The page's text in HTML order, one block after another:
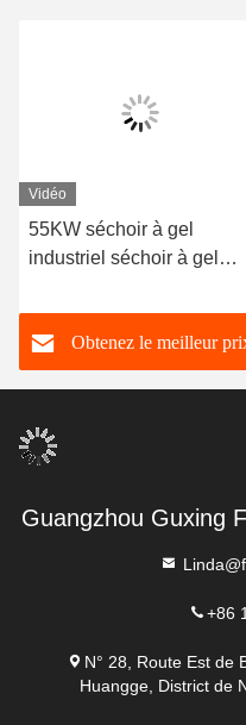
Vidéo
55KW séchoir à gel
industriel séchoir à gel
kg/ lot
Obtenez le meilleur prix
Guangzhou Guxing
+86
N° 28, Route Est de
Huangge, District de